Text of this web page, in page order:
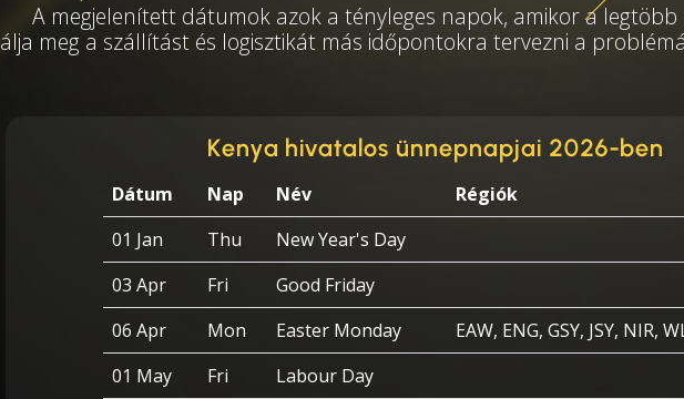
A megjelenített dátumok azok a tényleges napok, amikor a
meg a szállítást és logisztikát más időpontokra tervezni a
Kenya hivatalos ünnepnapjai 2026-ben
Dátum Nap Név
Régiók
01 Jan
Thu
New Year's Day
03 Apr
Fri
Good Friday
06 Apr
Mon Easter Monday
EAW, ENG, GSY, JSY, NIR,
01 May
Fri
Labour Day